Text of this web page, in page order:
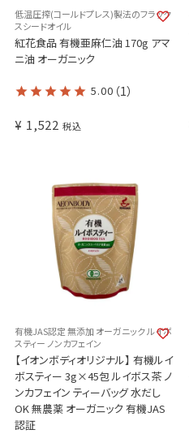
低温圧搾(コールドプレス)製法のフラック
スシードオイル
紅花食品 有機亜麻仁油 170g アマ
ニ油 オーガニック
5.00 （1）
¥ 1,522 税込
有機JAS認定 無添加 オーガニック ルイボ
スティー ノンカフェイン
【イオンボディオリジナル】 有機ルイ
ボスティー 3g×45包 ルイボス茶 ノ
ンカフェイン ティーバッグ 水だし
OK 無農薬 オーガニック 有機JAS
認証